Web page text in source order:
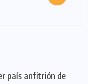
país anfitrión de